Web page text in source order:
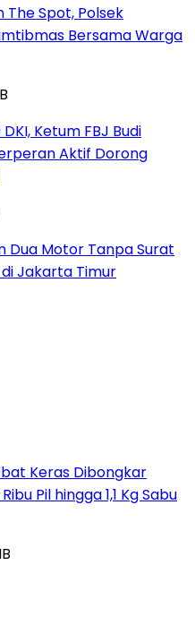
Spot, Polsek
Bersama Warga
Ketum FBJ Budi
Aktif Dorong
Dua Motor Tanpa Surat
Jakarta Timur
Keras Dibongkar
Pil hingga 1,1 Kg Sabu